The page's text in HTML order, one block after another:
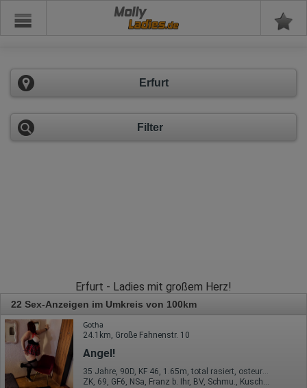
Molly
Erfurt
Filter
Erfurt - Ladies mit großem Herz!
22 Sex-Anzeigen im Umkreis von 100km
Gotha
24.1km, Große Fahnenstr. 10
Angel!
35 Jahre, 90D, KF 46, 1.65m, total rasiert, osteuropäisch
ZK, 69, GF6, NSa, Franz b. Ihr, BV, Schmu., Kuscheln